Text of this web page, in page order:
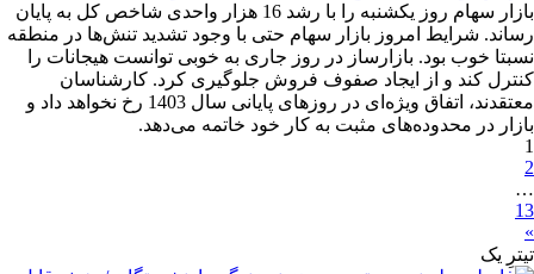
بازار سهام روز یکشنبه را با رشد 16 هزار واحدی شاخص کل به پایان
رساند. شرایط امروز بازار سهام حتی با وجود تشدید تنش‌ها در منطقه
نسبتا خوب بود. بازارساز در روز جاری به خوبی توانست هیجانات را
کنترل کند و از ایجاد صفوف فروش جلوگیری کرد. کارشناسان
معتقدند، اتفاق ویژه‌ای در روزهای پایانی سال 1403 رخ نخواهد داد و
بازار در محدوده‌های مثبت به کار خود خاتمه می‌دهد.
1
2
…
13
»
تیترِ یک